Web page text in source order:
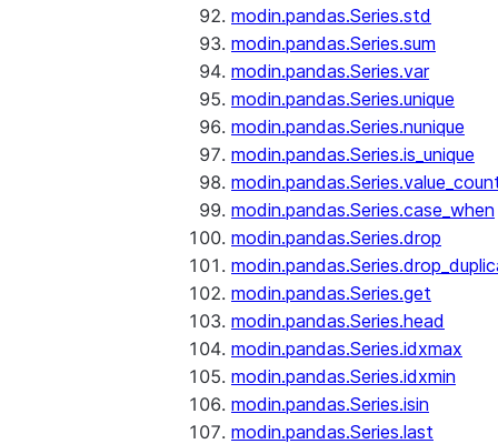
modin.pandas.Series.std
modin.pandas.Series.sum
modin.pandas.Series.var
modin.pandas.Series.unique
modin.pandas.Series.nunique
modin.pandas.Series.is_unique
modin.pandas.Series.case_when
modin.pandas.Series.drop
modin.pandas.Series.get
modin.pandas.Series.head
modin.pandas.Series.idxmax
modin.pandas.Series.idxmin
modin.pandas.Series.isin
modin.pandas.Series.last